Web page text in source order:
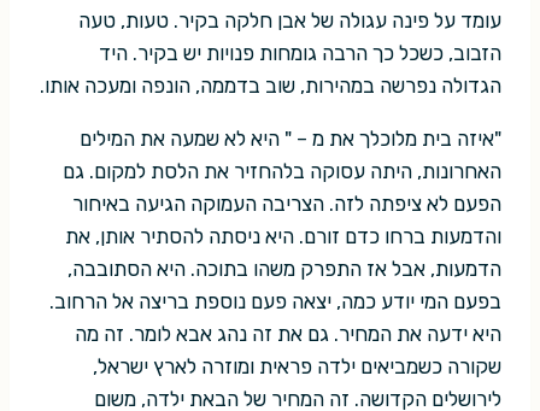
עומד על פינה עגולה של אבן חלקה בקיר. טעות, טעה
הזבוב, כשכל כך הרבה גומחות פנויות יש בקיר. היד
הגדולה נפרשה במהירות, שוב בדממה, הונפה ומעכה אותו.
"איזה בית מלוכלך את מ – " היא לא שמעה את המילים
האחרונות, היתה עסוקה בלהחזיר את הלסת למקום. גם
הפעם לא ציפתה לזה. הצריבה העמוקה הגיעה באיחור
והדמעות ברחו כדם זורם. היא ניסתה להסתיר אותן, את
הדמעות, אבל אז התפרק משהו בתוכה. היא הסתובבה,
בפעם המי יודע כמה, יצאה פעם נוספת בריצה אל הרחוב.
היא ידעה את המחיר. גם את זה נהג אבא לומר. זה מה
שקורה כשמביאים ילדה פראית ומוזרה לארץ ישראל,
לירושלים הקדושה. זה המחיר של הבאת ילדה, משום